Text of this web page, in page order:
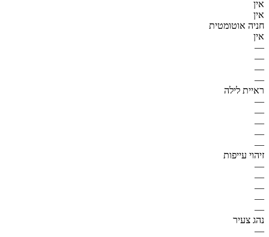
אין
אין
חניה אוטומטית
אין
—
—
—
—
ראיית לילה
—
—
—
—
—
זיהוי עייפות
—
—
—
—
—
נהג צעיר
—